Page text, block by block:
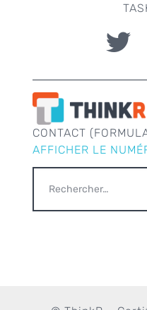
CONTACT
AFFICHER LE